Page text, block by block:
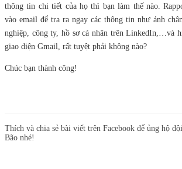
thông tin chi tiết của họ thì bạn làm thế nào.
vào email để tra ra ngay các thông tin như ảnh
nghiệp, công ty, hồ sơ cá nhân trên LinkedIn,…và
giao diện Gmail, rất tuyệt phải không nào?
Chúc bạn thành công!
Thích và chia sẻ bài viết trên Facebook để ủng hộ
Bão nhé!